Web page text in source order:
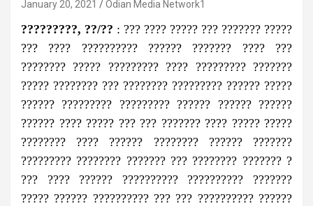
January 20, 2021 Odian Media Network1
?????????, ??/?? : ??? ???? ????? ??? ??????? ?????
??? ???? ?????????? ?????? ??????? ???? ???
???????? ????? ????????? ???? ????????? ???????
????? ???????? ??? ???????? ????????? ?????? ?????
?????? ????????? ????????? ?????? ?????? ??????
?????? ???? ????? ??? ??? ??????? ???? ????? ?????
???????? ???? ?????? ???????? ?????? ???????
????????? ???????? ??????? ??? ???????? ??????? ?
??? ???? ?????? ?????????? ?????????? ???????
????? ?????? ?????????? ??? ??? ?????????? ??????